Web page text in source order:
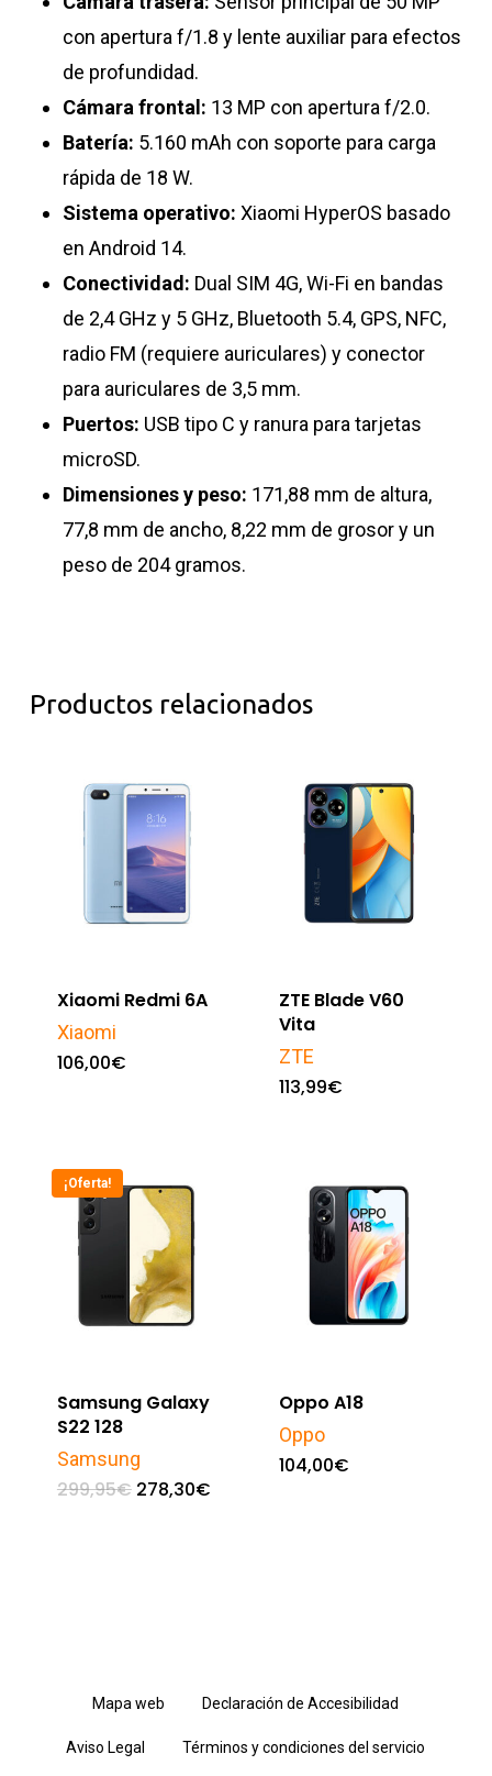
con apertura f/1.8 y lente auxiliar para efectos
de profundidad.
Cámara frontal: 13 MP con apertura f/2.0.
Batería: 5.160 mAh con soporte para carga
rápida de 18 W.
Sistema operativo: Xiaomi HyperOS basado
en Android 14.
Conectividad: Dual SIM 4G, Wi-Fi en bandas
de 2,4 GHz y 5 GHz, Bluetooth 5.4, GPS, NFC,
radio FM (requiere auriculares) y conector
para auriculares de 3,5 mm.
Puertos: USB tipo C y ranura para tarjetas
microSD.
Dimensiones y peso: 171,88 mm de altura,
77,8 mm de ancho, 8,22 mm de grosor y un
peso de 204 gramos.
Productos relacionados
Xiaomi Redmi 6A
Xiaomi
106,00€
ZTE Blade V60
Vita
ZTE
113,99€
¡Oferta!
Samsung Galaxy
S22 128
Samsung
299,95€ El
precio
278,30€El
Oppo A18
Oppo
104,00€
Mapa web Declaración de Accesibilidad
Aviso Legal Términos y condiciones del servicio